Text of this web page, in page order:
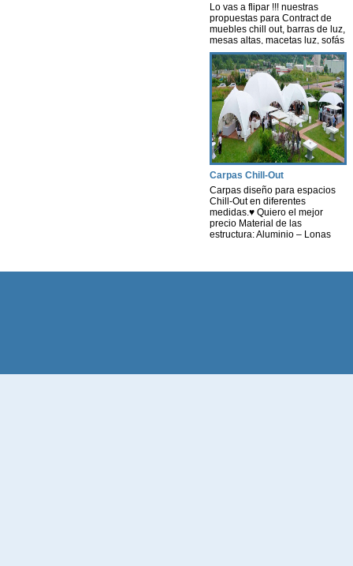
Lo vas a flipar !!! nuestras
propuestas para Contract de
muebles chill out, barras de luz,
mesas altas, macetas luz, sofás
con luz, lámparas, decoración
con luz leds con autonomía
propia, nosotros te hacemos un
estudio según tus necesidades
y presupuesto. Contract-
instalaciones -Hosteleria -
muebles terraza chill out Ya sea
para cualquier tipo de Evento
[…]
Carpas Chill-Out
Carpas diseño para espacios
Chill-Out en diferentes
medidas.♥ Quiero el mejor
precio Material de las
estructura: Aluminio – Lonas